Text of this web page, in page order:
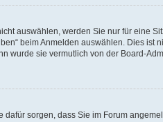
auswählen, werden Sie nur für eine
beim Anmelden auswählen. Dies
wurde sie vermutlich von der Board-
dafür sorgen, dass Sie im Forum